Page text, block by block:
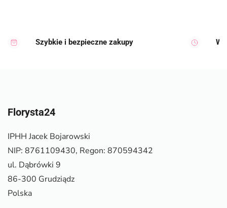
Szybkie i bezpieczne zakupy
Florysta24
IPHH Jacek Bojarowski
NIP: 8761109430, Regon: 870594342
ul. Dąbrówki 9
86-300 Grudziądz
Polska